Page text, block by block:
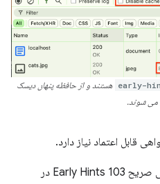
early- هستند و از حافظه پنهان دیسک
می شوند.
فایرفاکس (در نسخه 126) پشتیبانی صریح 103 Early Hints در